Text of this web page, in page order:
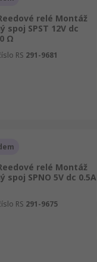
relé Montáž
spoj SPST 12V dc
Ω
RS 291-9681
relé Montáž
spoj SPNO 5V dc 0.5A
RS 291-9675